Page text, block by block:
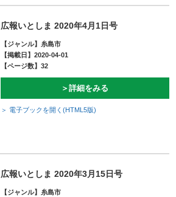
広報いとしま 2020年4月1日号
【ジャンル】糸島市
【掲載日】2020-04-01
【ページ数】32
＞詳細をみる
＞ 電子ブックを開く(HTML5版)
広報いとしま 2020年3月15日号
【ジャンル】糸島市